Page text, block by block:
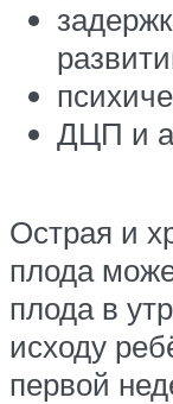
ДЦП и
Острая и
плода
плода в
исходу
первой